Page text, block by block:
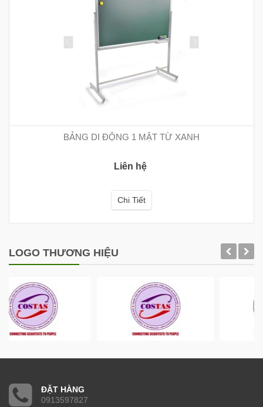
BẢNG DI ĐỘNG 1 MẶT TỪ XANH
Liên hệ
Chi Tiết
LOGO THƯƠNG HIỆU
ĐẶT HÀNG
0913597827